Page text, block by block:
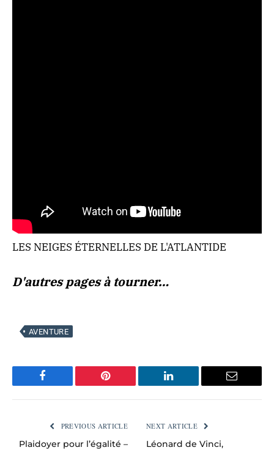
LES NEIGES ÉTERNELLES DE L'ATLANTIDE
D'autres pages à tourner…
AVENTURE
Facebook Pinterest LinkedIn Email
PREVIOUS ARTICLE
Plaidoyer pour l’égalité –
NEXT ARTICLE
Léonard de Vinci,